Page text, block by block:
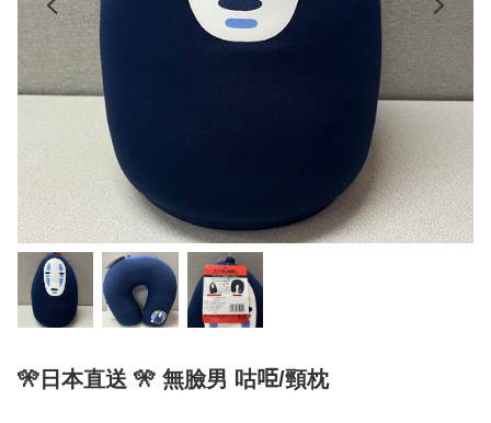
🎌日本直送 🎌 無臉男 咕𠱸/頸枕